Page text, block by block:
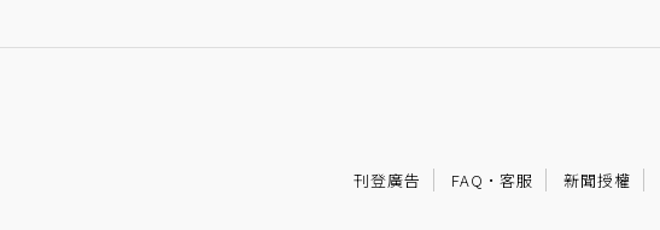
刊登廣告 FAQ · 客服 新聞授權